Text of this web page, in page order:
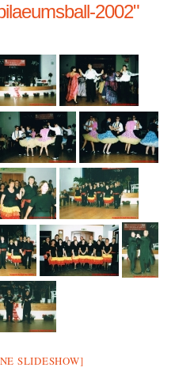
2002"
SLIDESHOW]